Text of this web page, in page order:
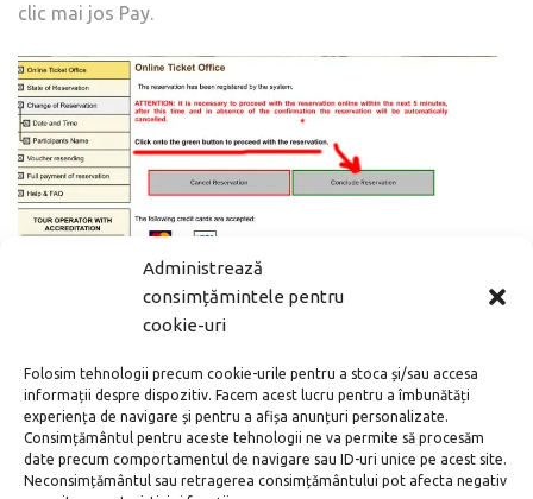
Administrează
consimțămintele pentru
cookie-uri
Folosim tehnologii precum cookie-urile pentru a stoca și/sau accesa
informații despre dispozitiv. Facem acest lucru pentru a îmbunătăți
experiența de navigare și pentru a afișa anunțuri personalizate.
Consimțământul pentru aceste tehnologii ne va permite să procesăm
date precum comportamentul de navigare sau ID-uri unice pe acest site.
Neconsimțământul sau retragerea consimțământului pot afecta negativ
clic mai jos Pay.
Aici, în funcție de banca dvs.: sau plata va fi efectuată
imediat; sau, ca în cazul meu, trebuie să aștepte SMS-ul
aveți până la 30 de minute. De obicei, SMS-ul vine într-
un minut. Apasăm pentru a confirma.